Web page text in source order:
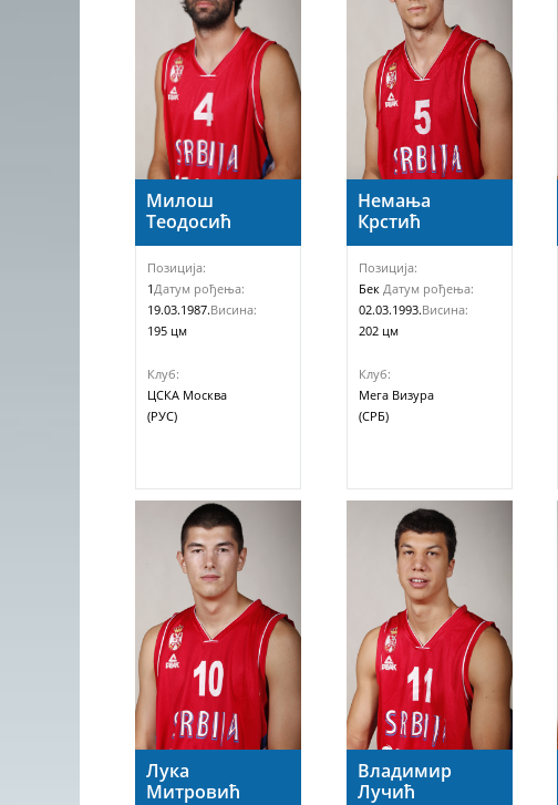
Милош
Теодосић
Позиција:
1Датум рођења:
19.03.1987.Висина:
195 цм
Клуб:
ЦСКА Москва
(РУС)
Немања
Крстић
Позиција:
Бек Датум рођења:
02.03.1993.Висина:
202 цм
Клуб:
Мега Визура
(СРБ)
Лука
Митровић
Владимир
Лучић